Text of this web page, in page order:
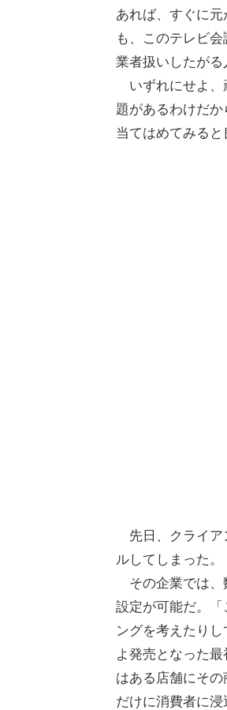
あれば、すぐに
も、このテレビ
業者扱いしたがる
いずれにせよ、
題があるわけだ
当てはめてみると
先日、クライア
ルしてしまった。
その企業では、
設定が可能だ。
ングを考えたり
よ発売となった
はある店舗にそ
だけに消費者に